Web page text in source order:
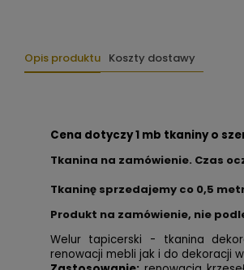
Opis produktu Koszty dostawy
Cena dotyczy 1 mb tkaniny o
Tkanina na zamówienie. Czas
Tkaninę sprzedajemy co 0,5
Produkt na zamówienie, nie
Welur tapicerski - tkanina
renowacji mebli jak i do dekoracji